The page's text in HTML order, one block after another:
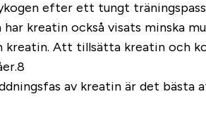
efter ett tungt
kreatin också visats minska
kreatin. Att tillsätta kreatin och
av kreatin är det